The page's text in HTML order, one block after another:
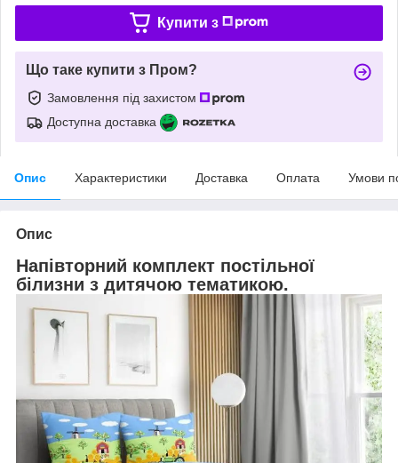
Купити з
Що таке купити з Пром?
Замовлення під захистом
Доступна доставка
Опис Характеристики Доставка Оплата Умови
Опис
Напівторний комплект постільної
білизни з дитячою тематикою.